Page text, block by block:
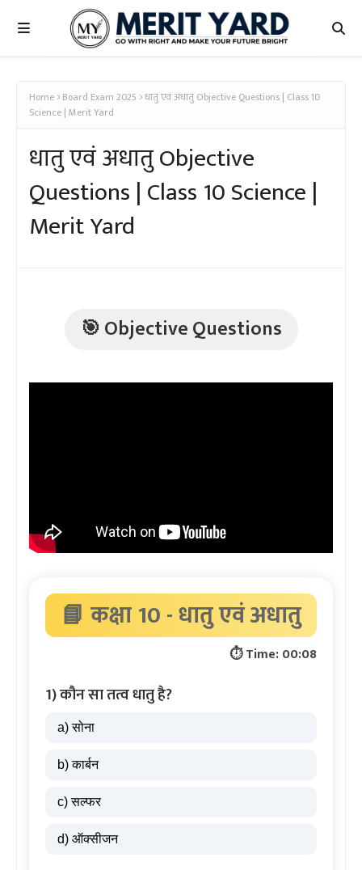
Home Board Exam 2025 धातु एवं अधातु Objective Questions | Class 10
Science | Merit Yard
धातु एवं अधातु Objective
Questions | Class 10 Science |
Merit Yard
🎯 Objective Questions
📘 कक्षा 10 - धातु एवं अधातु
⏱ Time:00:08
1) कौन सा तत्व धातु है?
a) सोना
b) कार्बन
c) सल्फर
d) ऑक्सीजन